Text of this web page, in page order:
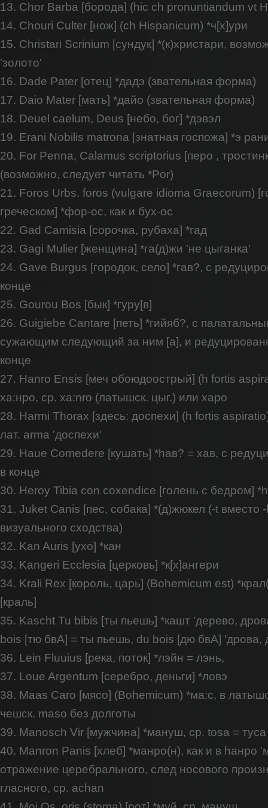
13. Chor Barba [борода] (hic ch pronuntiandum vt
14. Chouri Culter [нож] (ch Hispanicum) *ч[х]ури
15. Christari Scrinium [сундук] *(к)христари,
'золото'
16. Dade Pater [отец] *дадэ (звательная форма)
17. Daio Mater [мать] *дайо (звательная форма)
18. Deuel caelum, Deus [небо, бог] *дэвэл
19. Erani Nobilis matrona [знатная госпожа] *э
20. For Penna, Calamus scriptorius [перо ,
(возможно, следует читать *Por)
21. Foros Urbs. foros (vulgare idioma Graecorum)
греческом] *фор-ос, как и бух-ос
22. Gad Camisia [сорочка, рубаха] *гад
23. Gagi Mulier [женщина] *га(д)жи 'не цыганка'
24. Gave Burgus [городок, село] *гав?, с
конце
25. Gourou Bos [бык] *гуру[в]
26. Guigiebe Cantare [петь] *гийяб?, с
сужающим следующий за ним [а], и
конце
27. Hanro Ensis [меч обоюдоострый] (h fortis
ха:нро, ср. xa:nro (латышск. цыг.) или харо
28. Harmi Thorax [здесь: доспехи] (h fortis
лат. arma 'доспехи'
29. Haue Comedere [кушать] *hав? = хав, с
в конце
30. Heroy Tibia con coxendice [голень с бедром]
31. Juket Canis [пес, собака] *(д)жюкел (-t вместо
визуального сходства)
32. Kan Auris [ухо] *кан
33. Kangeri Ecclesia [церковь] *к[х]ангери
34. Krali Rex [король, царь] (Bohemicum est)
[краль]
35. Kascht Tu bibis [ты пьешь] *кашт 'дерево,
bois [тю бвА] = ты пьешь, du bois [дю бвА] 'дрова,
36. Lein Fluuius [река, поток] *лэйн = лэнь,
37. Loue Argentum [серебро, деньги] *ловэ
38. Maas Caro [мясо] (Bohemicum) *ма:с, в
чешск. maso без долготы
39. Manosch Vir [мужчина] *мануш, ср. tosa =
40. Manron Panis [хлеб] *манро(н), как и в hанро
отражение церебрального, след носового
гласного, ср. achan